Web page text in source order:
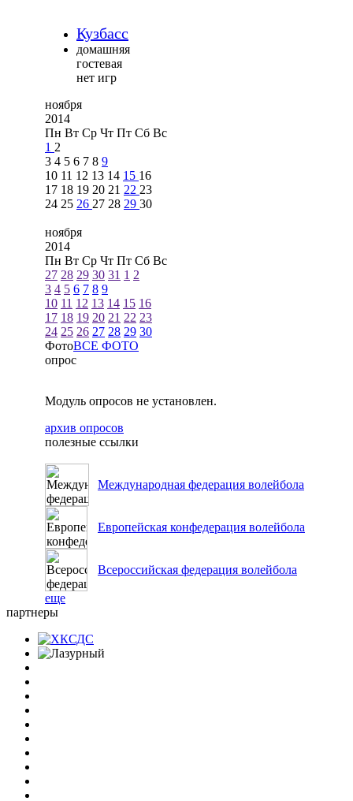
Кузбасс
домашняя
гостевая
нет игр
ноября
2014
Пн Вт Ср Чт Пт Сб Вс
1 2
3 4 5 6 7 8 9
10 11 12 13 14 15 16
17 18 19 20 21 22 23
24 25 26 27 28 29 30
ноября
2014
Пн Вт Ср Чт Пт Сб Вс
27 28 29 30 31 1 2
3 4 5 6 7 8 9
10 11 12 13 14 15 16
17 18 19 20 21 22 23
24 25 26 27 28 29 30
ФотоВСЕ ФОТО
опрос
Модуль опросов не установлен.
архив опросов
полезные ссылки
Международная федерация волейбола
Европейская конфедерация волейбола
Всероссийская федерация волейбола
еще
партнеры